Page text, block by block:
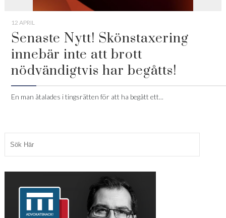
12 APRIL
Senaste Nytt! Skönstaxering
innebär inte att brott
nödvändigtvis har begåtts!
En man åtalades i tingsrätten för att ha begått ett...